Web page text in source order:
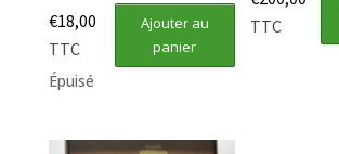
€18,00
TTC
Ajouter au
panier
Épuisé
TTC